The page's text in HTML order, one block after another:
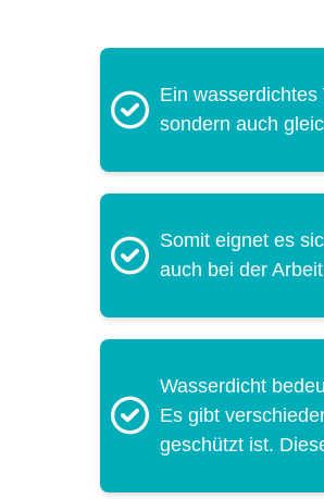
Ein
sondern auch
Somit eignet es
auch bei der
Wasserdicht
Es gibt
geschützt ist.